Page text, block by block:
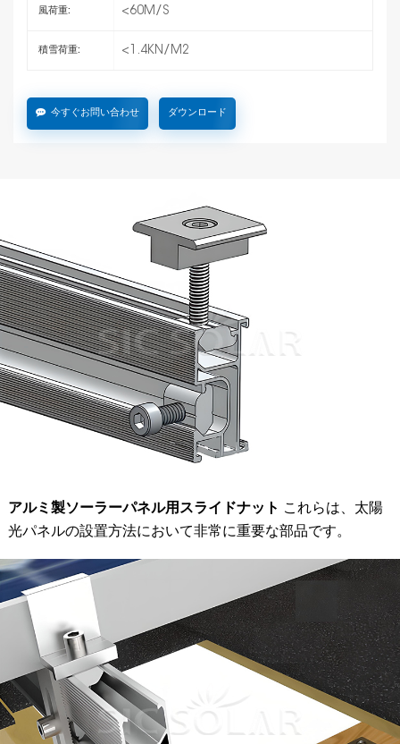
風荷重: <60M/S
積雪荷重: <1.4KN/M2
今すぐお問い合わせ ダウンロード
アルミ製ソーラーパネル用スライドナット これらは、太陽
光パネルの設置方法において非常に重要な部品です。